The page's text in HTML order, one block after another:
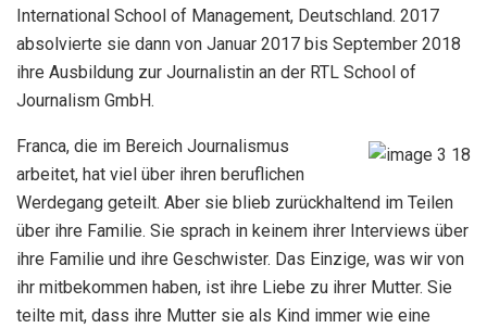
International School of Management, Deutschland. 2017
absolvierte sie dann von Januar 2017 bis September 2018
ihre Ausbildung zur Journalistin an der RTL School of
Journalism GmbH.
Franca, die im Bereich Journalismus
arbeitet, hat viel über ihren beruflichen
Werdegang geteilt. Aber sie blieb zurückhaltend im Teilen
über ihre Familie. Sie sprach in keinem ihrer Interviews über
ihre Familie und ihre Geschwister. Das Einzige, was wir von
ihr mitbekommen haben, ist ihre Liebe zu ihrer Mutter. Sie
teilte mit, dass ihre Mutter sie als Kind immer wie eine